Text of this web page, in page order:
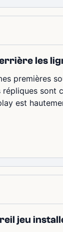
les
premières
est
jeu